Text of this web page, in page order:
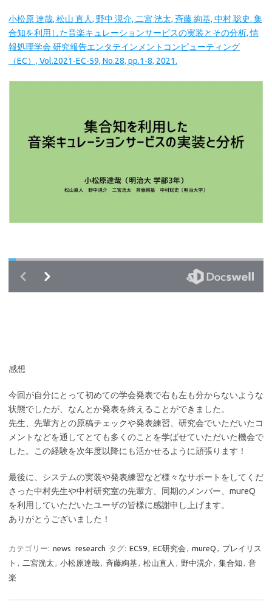
小松原 達哉, 松山 直人, 野中 滉介, 二宮 洸太, 斉藤 絢基, 中村 聡史. 集
合知を利用した音楽キュレーションサービスの実装とその分析, 情
報処理学会 研究報告エンタテインメントコンピューティング
（EC）, Vol.2021-EC-59, No.28, pp.1-8, 2021.
感想
今回が自分にとって初めての学会発表で右も左も分からないような
状態でしたが、なんとか発表を終えることができました。
先生、先輩方との原稿チェックや発表練習、研究会でいただいたコ
メントなどを通してとても多くのことを学ばせていただいた機会で
した。この経験を次年度以降にも活かせるように頑張ります！
最後に、システムの実装や発表練習など様々なサポートをしてくだ
さった中村先生や中村研究室の先輩方、同期のメンバー、mureQ
を利用していただいたユーザの皆様に感謝申し上げます。
ありがとうございました！
カテゴリー: news research タグ: EC59, EC研究会 , mureQ , プレイリス
ト , 二宮洸太, 小松原達哉, 斉藤絢基, 松山直人 , 野中滉介, 集合知 , 音
楽